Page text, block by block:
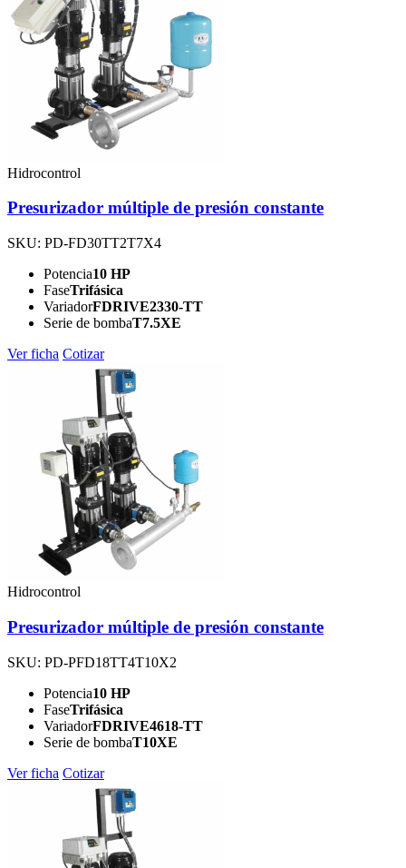
Hidrocontrol
Presurizador múltiple de presión constante
SKU: PD-FD30TT2T7X4
Potencia10 HP
FaseTrifásica
VariadorFDRIVE2330-TT
Serie de bombaT7.5XE
Ver ficha Cotizar
Hidrocontrol
Presurizador múltiple de presión constante
SKU: PD-PFD18TT4T10X2
Potencia10 HP
FaseTrifásica
VariadorFDRIVE4618-TT
Serie de bombaT10XE
Ver ficha Cotizar